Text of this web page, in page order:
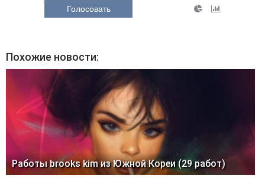
Голосовать
Похожие новости:
Работы brooks kim из Южной Кореи (29 работ)